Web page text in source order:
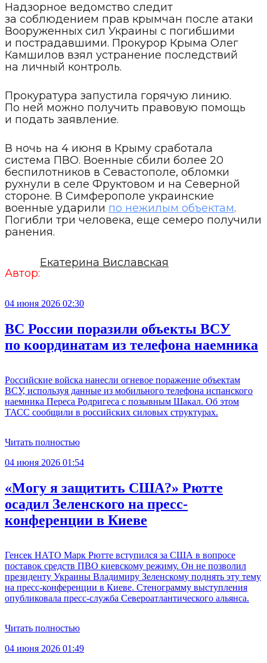
Надзорное ведомство следит
за соблюдением прав крымчан после атаки
Вооруженных сил Украины с погибшими
и пострадавшими. Прокурор Крыма Олег
Камшилов взял устранение последствий
на личный контроль.
Прокуратура запустила горячую линию.
По ней можно получить правовую помощь
и подать заявление.
В ночь на 4 июня в Крыму сработала
система ПВО. Военные сбили более 20
беспилотников в Севастополе, обломки
рухнули в селе Фруктовом и на Северной
стороне. В Симферополе украинские
военные ударили по нежилым объектам.
Погибли три человека, еще семеро получили
ранения.
Автор:
Екатерина Виславская
04 июня 2026 02:30
ВС России поразили объекты ВСУ
по координатам из телефона наемника
Российские войска нанесли огневое поражение объектам
ВСУ, используя данные из мобильного телефона испанского
наемника Переса Родригеса с позывным Шакал. Об этом
ТАСС сообщили в российских силовых структурах.
Читать полностью
04 июня 2026 01:54
«Могу я защитить США?» Рютте
осадил Зеленского на пресс-
конференции в Киеве
Генсек НАТО Марк Рютте вступился за США в вопросе
поставок средств ПВО киевскому режиму. Он не позволил
президенту Украины Владимиру Зеленскому поднять эту тему
на пресс-конференции в Киеве. Стенограмму выступления
опубликовала пресс-служба Североатлантического альянса.
Читать полностью
04 июня 2026 01:49